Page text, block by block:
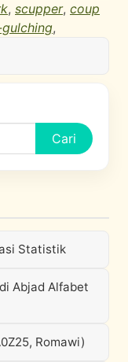
, scupper, coup
,
Cari
Statistik
Abjad Alfabet
Romawi)